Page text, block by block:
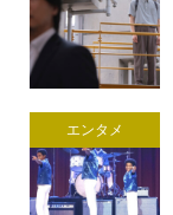
エンタメ